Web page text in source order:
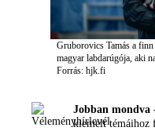
Gruborovics Tamás a
magyar labdarúgója, aki
Forrás: hjk.fi
Jobban mondva
kiemelt témáihoz